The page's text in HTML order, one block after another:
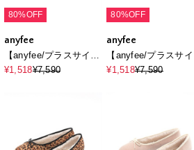
80%OFF
anyfee
【anyfee/プラスサイ
ズ】5cmヒールソック
¥1,518¥7,590
80%OFF
anyfee
【anyfee/プラスサイ
ズ】5cmヒールソック
¥1,518¥7,590